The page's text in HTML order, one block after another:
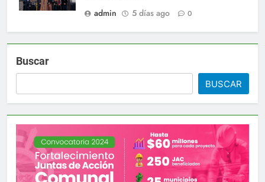
admin
5 días ago 0
Buscar
BUSCAR